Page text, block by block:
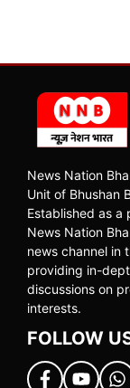
News Nation
Unit of Bhushan
Established as a
News Nation
news channel in
providing in-
discussions on
interests.
FOLLOW